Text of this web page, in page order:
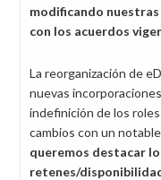
modificando
con los acuerdos
La reorganización de
nuevas
indefinición de los
cambios con un
queremos destacar
retenes/